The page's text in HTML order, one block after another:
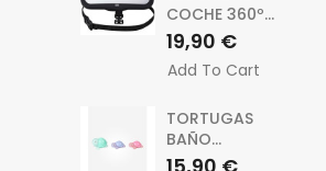
COCHE 360º...
Precio
19,90 €
Add To Cart
TORTUGAS
BAÑO...
Precio